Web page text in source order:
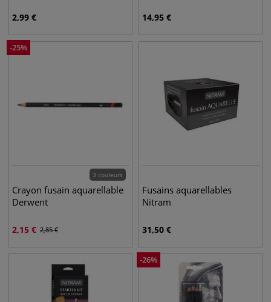
2,99 € 14,95 €
-25%
3 couleurs
Crayon fusain aquarellable
Derwent
2,15 € 2,85€
Fusains aquarellables
Nitram
31,50 €
-26%